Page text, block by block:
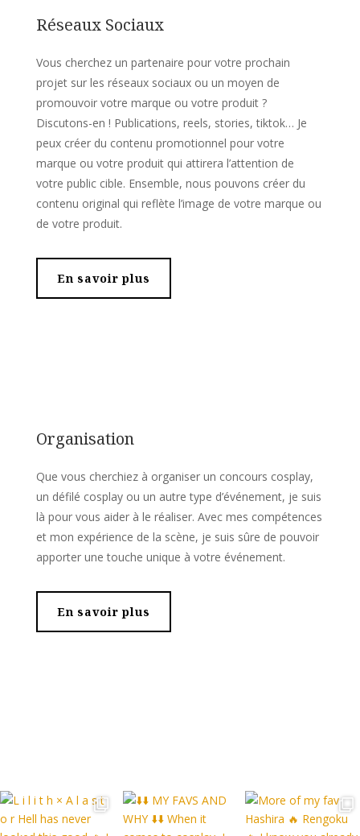
Réseaux Sociaux
Vous cherchez un partenaire pour votre prochain
projet sur les réseaux sociaux ou un moyen de
promouvoir votre marque ou votre produit ?
Discutons-en ! Publications, reels, stories, tiktok… Je
peux créer du contenu promotionnel pour votre
marque ou votre produit qui attirera l’attention de
votre public cible. Ensemble, nous pouvons créer du
contenu original qui reflète l’image de votre marque ou
de votre produit.
En savoir plus
Organisation
Que vous cherchiez à organiser un concours cosplay,
un défilé cosplay ou un autre type d’événement, je suis
là pour vous aider à le réaliser. Avec mes compétences
et mon expérience de la scène, je suis sûre de pouvoir
apporter une touche unique à votre événement.
En savoir plus